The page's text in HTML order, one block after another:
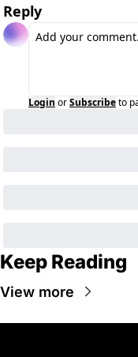
Reply
Login orSubscribeto
Keep Reading
View more